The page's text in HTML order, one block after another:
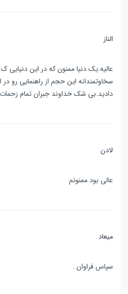
الناز
عالیه.یک دنیا ممنون که در این
سخاوتمندانه این حجم از راهنمایی رو در
دادید.بی شک خداوند جبران تمام
لادن
عالی بود ممنونم
میعاد
سپاس فراوان .